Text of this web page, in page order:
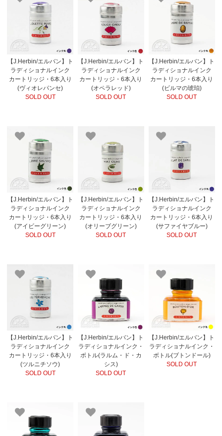
【J.Herbin/エルバン】ト
ラディショナルインク
カートリッジ・6本入り
(ヴィオレパンセ)
SOLD OUT
【J.Herbin/エルバン】ト
ラディショナルインク
カートリッジ・6本入り
(オペラレッド)
SOLD OUT
【J.Herbin/エルバン】ト
ラディショナルインク
カートリッジ・6本入り
(ビルマの琥珀)
SOLD OUT
【J.Herbin/エルバン】ト
ラディショナルインク
カートリッジ・6本入り
(アイビーグリーン)
SOLD OUT
【J.Herbin/エルバン】ト
ラディショナルインク
カートリッジ・6本入り
(オリーブグリーン)
SOLD OUT
【J.Herbin/エルバン】ト
ラディショナルインク
カートリッジ・6本入り
(サファイヤブルー)
SOLD OUT
【J.Herbin/エルバン】ト
ラディショナルインク
カートリッジ・6本入り
(ツルニチソウ)
SOLD OUT
【J.Herbin/エルバン】ト
ラディショナルインク・
ボトル(ラルム・ド・カ
シス)
SOLD OUT
【J.Herbin/エルバン】ト
ラディショナルインク・
ボトル(ブトンドール)
SOLD OUT